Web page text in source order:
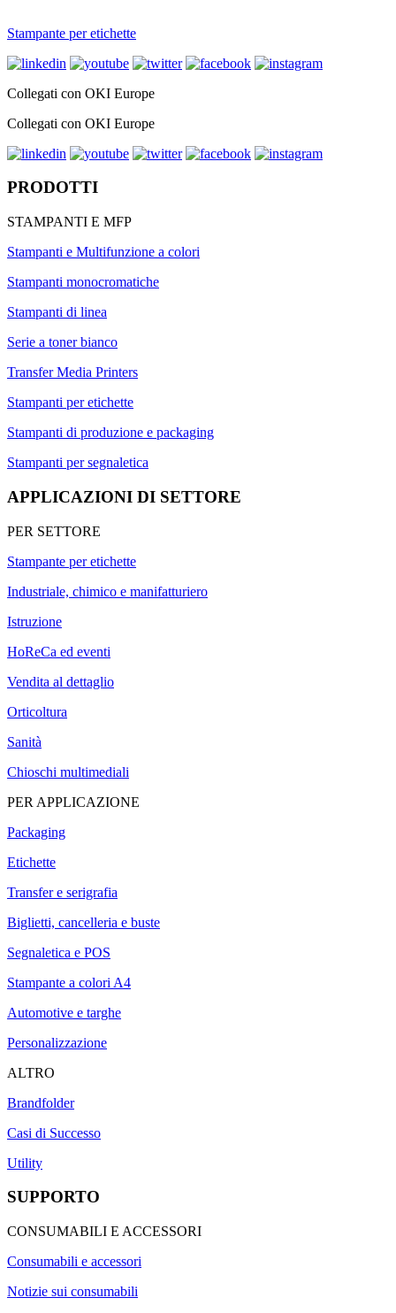
Stampante per etichette
Collegati con OKI Europe
Collegati con OKI Europe
PRODOTTI
STAMPANTI E MFP
Stampanti e Multifunzione a colori
Stampanti monocromatiche
Stampanti di linea
Serie a toner bianco
Transfer Media Printers
Stampanti per etichette
Stampanti di produzione e packaging
Stampanti per segnaletica
APPLICAZIONI DI SETTORE
PER SETTORE
Stampante per etichette
Industriale, chimico e manifatturiero
Istruzione
HoReCa ed eventi
Vendita al dettaglio
Orticoltura
Sanità
Chioschi multimediali
PER APPLICAZIONE
Packaging
Etichette
Transfer e serigrafia
Biglietti, cancelleria e buste
Segnaletica e POS
Stampante a colori A4
Automotive e targhe
Personalizzazione
ALTRO
Brandfolder
Casi di Successo
Utility
SUPPORTO
CONSUMABILI E ACCESSORI
Consumabili e accessori
Notizie sui consumabili